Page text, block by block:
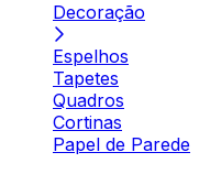
Decoração
Espelhos
Tapetes
Quadros
Cortinas
Papel de Parede